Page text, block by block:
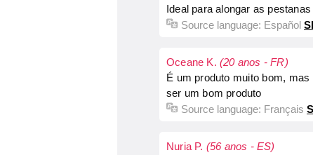
Ideal para alongar as
Source language: Español
Oceane K. (20 anos - FR)
É um produto muito bom,
ser um bom produto
Source language: Français
Nuria P. (56 anos - ES)